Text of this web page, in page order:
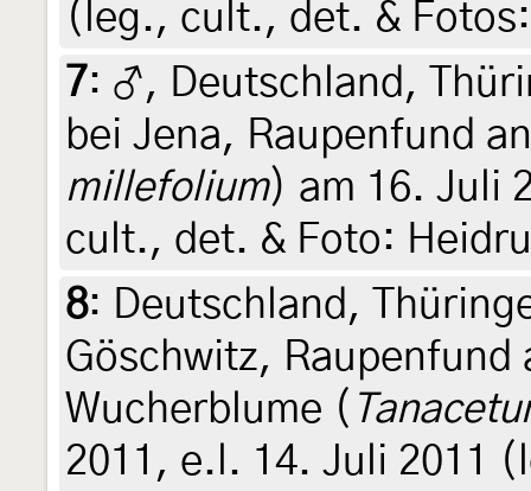
(leg., cult., det. &
7: ♂, Deutschland,
bei Jena, Raupenfund
millefolium) am 16. Juli
cult., det. & Foto:
8: Deutschland,
Göschwitz,
Wucherblume (
2011, e.l. 14. Juli 2011